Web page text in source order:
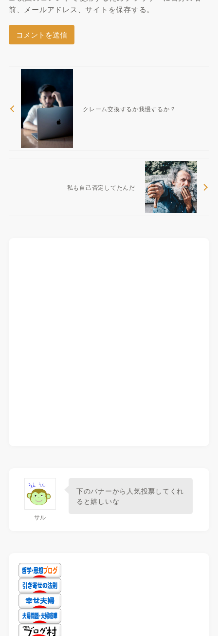
前、メールアドレス、サイトを保存する。
クレーム交換するか我慢するか？
私も自己否定してたんだ
サル
下のバナーから人気投票してくれ
ると嬉しいな